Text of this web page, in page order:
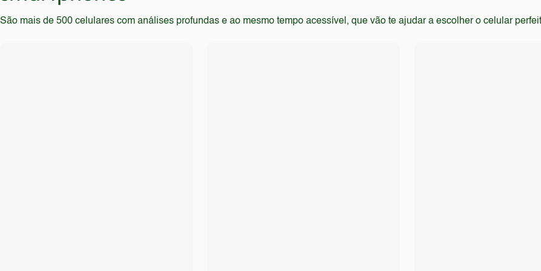
São mais de 500 celulares com análises profundas e ao mesmo tempo acessível, que vão te ajudar a escolher o celular